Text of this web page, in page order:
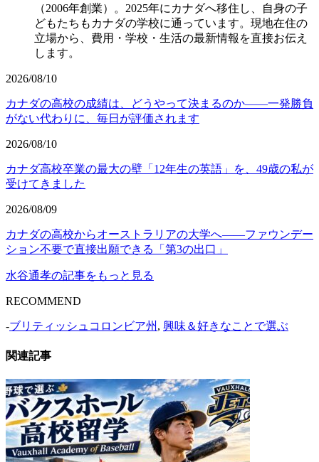
（2006年創業）。2025年にカナダへ移住し、自身の子
どもたちもカナダの学校に通っています。現地在住の
立場から、費用・学校・生活の最新情報を直接お伝え
します。
2026/08/10
カナダの高校の成績は、どうやって決まるのか——一発勝負
がない代わりに、毎日が評価されます
2026/08/10
カナダ高校卒業の最大の壁「12年生の英語」を、49歳の私が
受けてきました
2026/08/09
カナダの高校からオーストラリアの大学へ——ファウンデー
ション不要で直接出願できる「第3の出口」
水谷通孝の記事をもっと見る
RECOMMEND
-ブリティッシュコロンビア州 , 興味＆好きなことで選ぶ
関連記事